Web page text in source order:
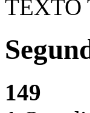
TEXTO
149